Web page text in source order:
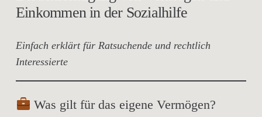
Einkommen in der Sozialhilfe
Einfach erklärt für Ratsuchende und rechtlich
Interessierte
Was gilt für das eigene Vermögen?